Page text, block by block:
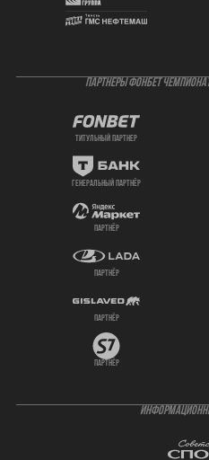
ПАРТНЕРЫ ФОНБЕТ
титульный партнер
генеральный партнёр
партнёр
партнёр
партнёр
партнёр